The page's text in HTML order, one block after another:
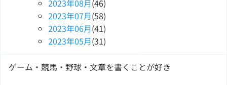
2023年08月(46)
2023年07月(58)
2023年06月(41)
2023年05月(31)
ゲーム・競馬・野球・文章を書くことが好き